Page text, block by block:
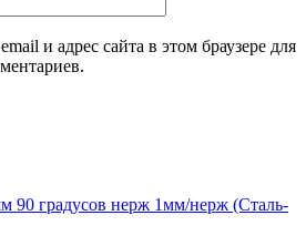
и адрес сайта в этом браузере для
90 градусов нерж 1мм/нерж (Сталь-